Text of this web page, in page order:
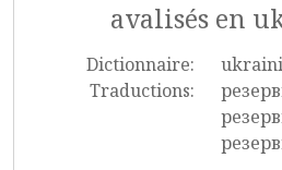
avalisés en
Dictionnaire:
Traductions: